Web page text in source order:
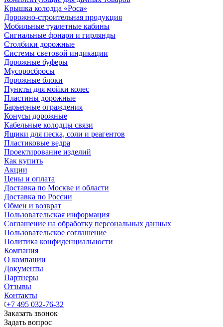
Крышка колодца «Роса»
Дорожно-строительная продукция
Мобильные туалетные кабины
Сигнальные фонари и гирлянды
Столбики дорожные
Системы световой индикации
Дорожные буферы
Мусоросбросы
Дорожные блоки
Пункты для мойки колес
Пластины дорожные
Барьерные ограждения
Конусы дорожные
Кабельные колодцы связи
Ящики для песка, соли и реагентов
Пластиковые ведра
Проектирование изделий
Как купить
Акции
Цены и оплата
Доставка по Москве и области
Доставка по России
Обмен и возврат
Пользовательская информация
Соглашение на обработку персональных данных
Пользовательское соглашение
Политика конфиденциальности
Компания
О компании
Документы
Партнеры
Отзывы
Контакты
+7 495 032-76-32
Заказать звонок
Задать вопрос